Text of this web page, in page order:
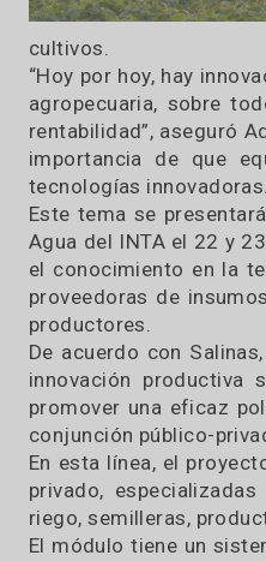
cultivos.
“Hoy por hoy, hay
agropecuaria, sobre
rentabilidad”,
importancia de
tecnologías
Este tema se
Agua del INTA el 22
el conocimiento en
proveedoras de
productores.
De acuerdo con